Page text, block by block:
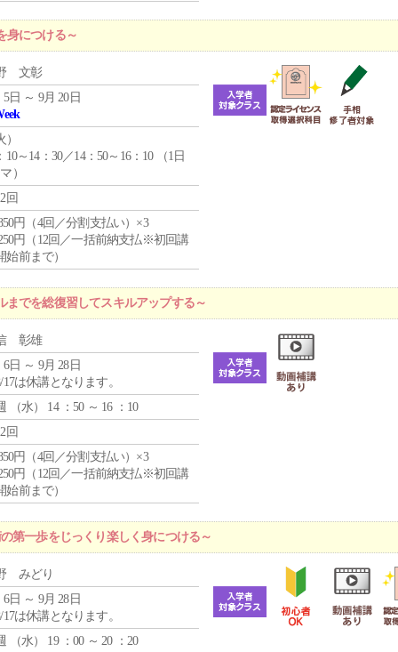
身につける～
文彰
5日 ～ 9月 20日
）
10～14：30／14：50～16：10 （1日
）
回
円（4回／分割支払い）×3
円（12回／一括前納支払※初回講
始前まで）
でを総復習してスキルアップする～
彰雄
6日 ～ 9月 28日
は休講となります。
（水） 14 ：50 ～ 16 ：10
回
円（4回／分割支払い）×3
円（12回／一括前納支払※初回講
始前まで）
第一歩をじっくり楽しく身につける～
みどり
6日 ～ 9月 28日
は休講となります。
（水） 19 ：00 ～ 20 ：20